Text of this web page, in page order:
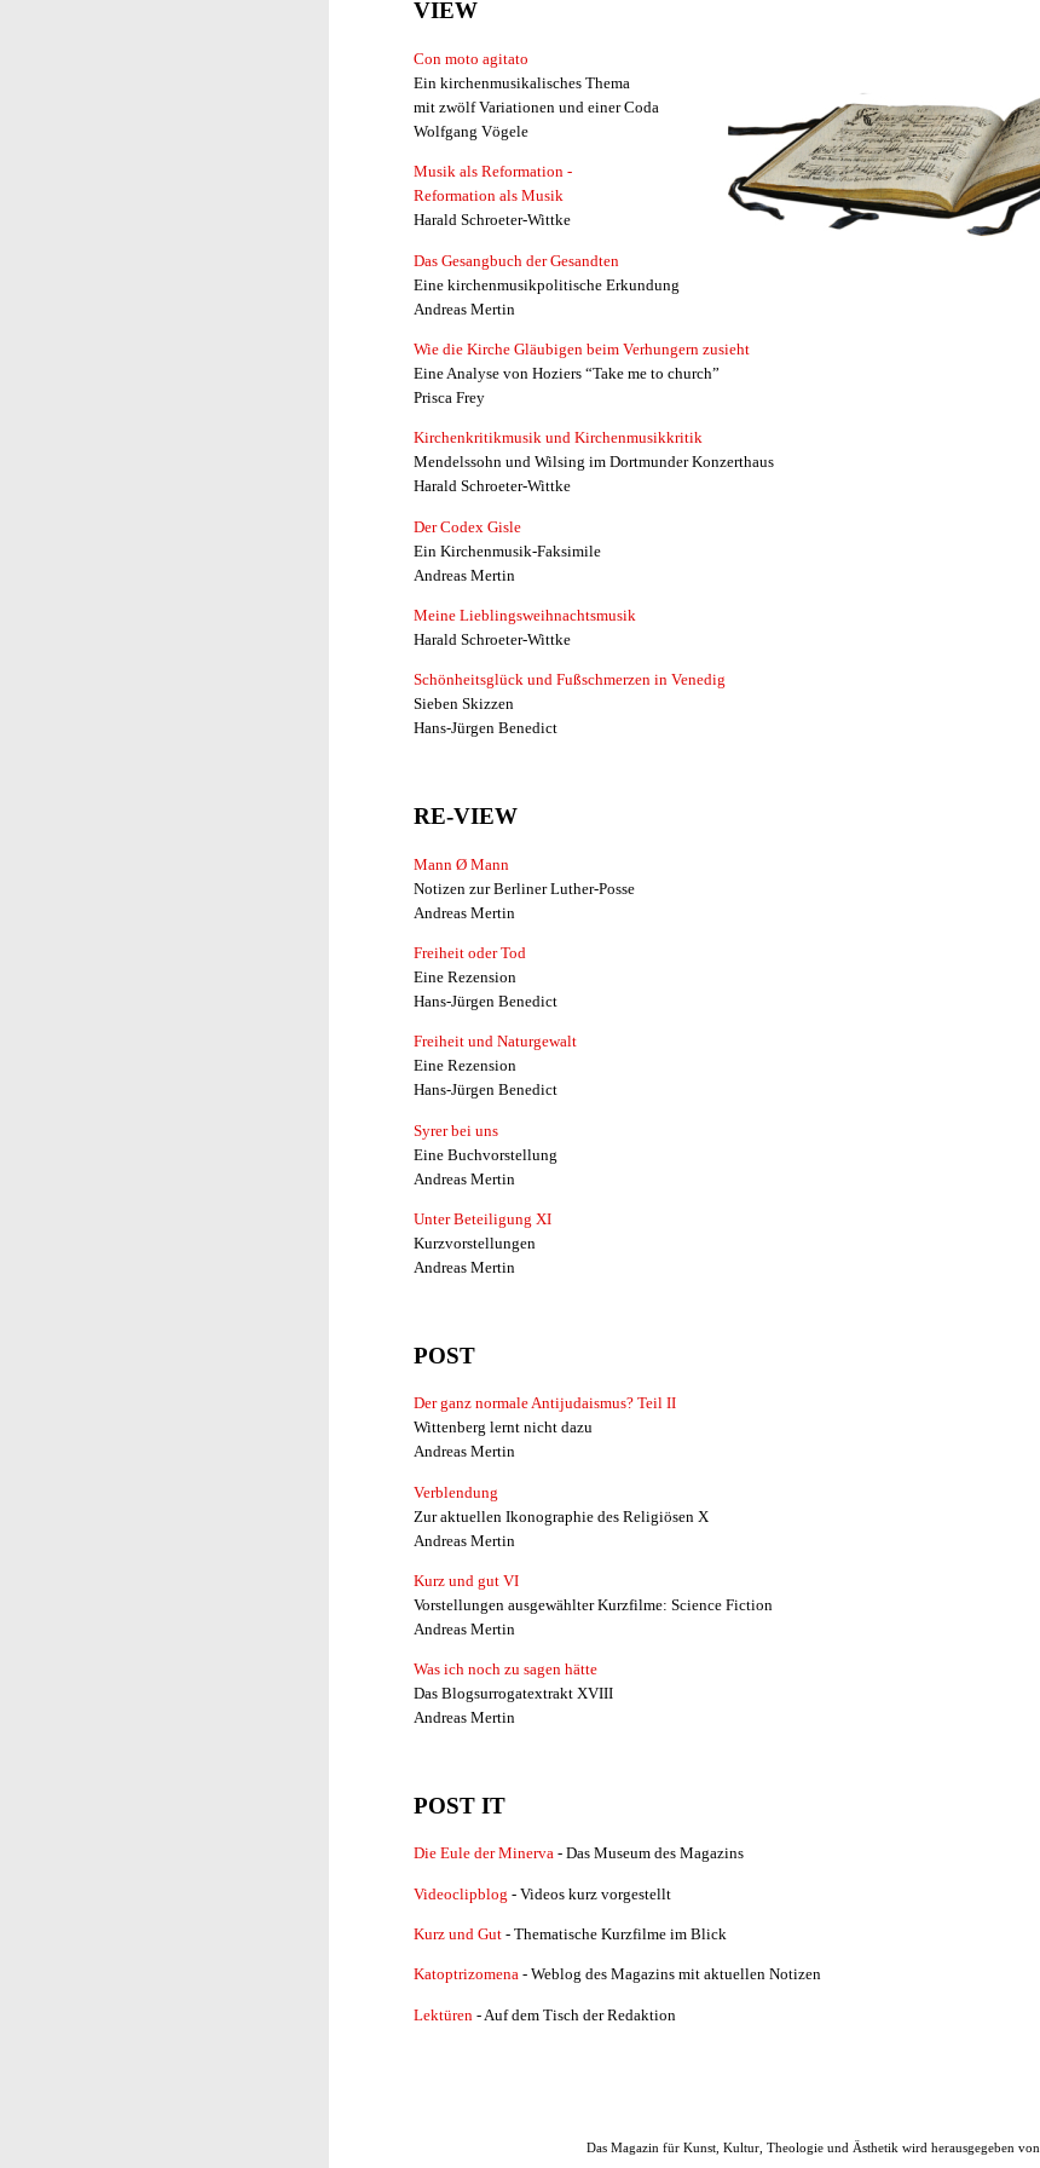
VIEW
Con moto agitato
Ein kirchenmusikalisches Thema
mit zwölf Variationen und einer Coda
Wolfgang Vögele
Musik als Reformation -
Reformation als Musik
Harald Schroeter-Wittke
Das Gesangbuch der Gesandten
Eine kirchenmusikpolitische Erkundung
Andreas Mertin
Wie die Kirche Gläubigen beim Verhungern zusieht
Eine Analyse von Hoziers “Take me to church”
Prisca Frey
Kirchenkritikmusik und Kirchenmusikkritik
Mendelssohn und Wilsing im Dortmunder Konzerthaus
Harald Schroeter-Wittke
Der Codex Gisle
Ein Kirchenmusik-Faksimile
Andreas Mertin
Meine Lieblingsweihnachtsmusik
Harald Schroeter-Wittke
Schönheitsglück und Fußschmerzen in Venedig
Sieben Skizzen
Hans-Jürgen Benedict
RE-VIEW
Mann Ø Mann
Notizen zur Berliner Luther-Posse
Andreas Mertin
Freiheit oder Tod
Eine Rezension
Hans-Jürgen Benedict
Freiheit und Naturgewalt
Eine Rezension
Hans-Jürgen Benedict
Syrer bei uns
Eine Buchvorstellung
Andreas Mertin
Unter Beteiligung XI
Kurzvorstellungen
Andreas Mertin
POST
Der ganz normale Antijudaismus? Teil II
Wittenberg lernt nicht dazu
Andreas Mertin
Verblendung
Zur aktuellen Ikonographie des Religiösen X
Andreas Mertin
Kurz und gut VI
Vorstellungen ausgewählter Kurzfilme: Science Fiction
Andreas Mertin
Was ich noch zu sagen hätte
Das Blogsurrogatextrakt XVIII
Andreas Mertin
POST IT
Die Eule der Minerva - Das Museum des Magazins
Videoclipblog - Videos kurz vorgestellt
Kurz und Gut - Thematische Kurzfilme im Blick
Katoptrizomena - Weblog des Magazins mit aktuellen Notizen
Lektüren - Auf dem Tisch der Redaktion
Das Magazin für Kunst, Kultur, Theologie und Ästhetik wird herausgegeben von